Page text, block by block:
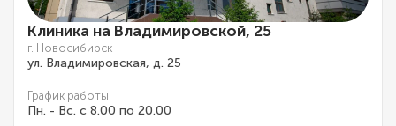
Клиника на Владимировской, 25
г. Новосибирск
ул. Владимировская, д. 25
График работы
Пн. - Вс. с 8.00 по 20.00